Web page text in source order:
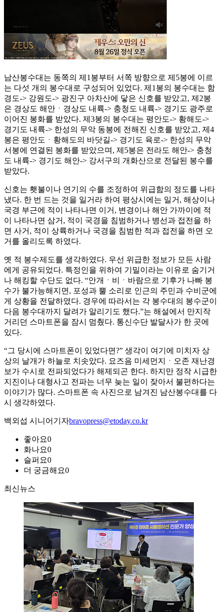
남산봉수대는 동쪽의 제1봉부터 서쪽 방향으로 제5봉에 이르
는 다섯 개의 봉수대로 구성되어 있었다. 제1봉의 봉수대는 함
경도-> 강원도-> 광진구 아차산에 닿은 신호를 받았고, 제2봉
은 경상도 해안ㆍ경상도 내륙-> 충청도 내륙-> 경기도 광주로
이어진 봉화를 받았다. 제3봉의 봉수대는 평안도-> 황해도->
경기도 내륙-> 한성의 무악 동봉에 전해진 신호를 받았고, 제4
봉은 평안도ㆍ황해도의 바닷길-> 경기도 육로-> 한성의 무악
서봉에 연결된 봉화를 받았으며, 제5봉은 전라도 해안-> 충청
도 내륙-> 경기도 해안-> 강서구의 개화산으로 전달된 봉수를
받았다.
신호는 횃불이나 연기의 수를 조정하여 위급함의 정도를 나타
냈다. 한 번 드는 것을 일거라 하여 평상시에는 일거, 해상이나
국경 부근에 적이 나타나면 이거, 변경이나 해안 가까이에 적
이 나타나면 삼거, 적이 국경을 침범하거나 병선과 접전을 하
면 사거, 적이 상륙하거나 국경을 침범한 적과 접전을 하면 오
거를 올리도록 하였다.
옛 적 봉수제도를 생각하였다. 우선 위급한 정보가 모든 사람
에게 공유되었다. 특정인을 위하여 기밀이라는 이유로 숨기거
나 해킹할 수단도 없다. “안개ㆍ비ㆍ바람으로 기후가 나빠 봉
수가 불가능해지면, 포성과 뿔 소리로 인근의 주민과 수비군에
게 상황을 전달하였다. 경우에 따라서는 각 봉수대의 봉수군이
다음 봉수대까지 달려가 알리기도 했다.”는 해설에서 만지작
거리던 스마트폰을 잠시 멈췄다. 통신수단 발달사가 한 곳에
있다.
“그 당시에 스마트폰이 있었다면?” 생각이 여기에 미치자 상
상의 날개가 하늘로 치솟았다. 요즈음 미세먼지ㆍ오존 재난경
보가 수시로 전파되었다가 해제되곤 한다. 하지만 정작 시급한
지진이나 대형사고 전파는 너무 늦는 일이 잦아서 불편하다는
이야기가 많다. 스마트폰 속 사진으로 남겨진 남산봉수대를 다
시 생각하였다.
백외섭 시니어기자bravopress@etoday.co.kr
좋아요0
화나요0
슬퍼요0
더 궁금해요0
최신뉴스